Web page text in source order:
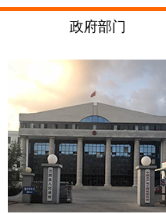
政府部门